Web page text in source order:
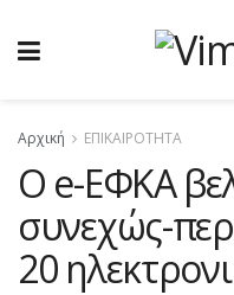
Αρχική ΕΠΙΚΑΙΡΟΤΗΤΑ
Ο e-ΕΦΚΑ
συνεχώς-
20